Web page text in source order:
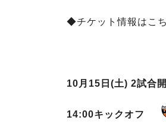
◆チケット情報はこ
10月15日(土) 2試合
14:00キックオフ